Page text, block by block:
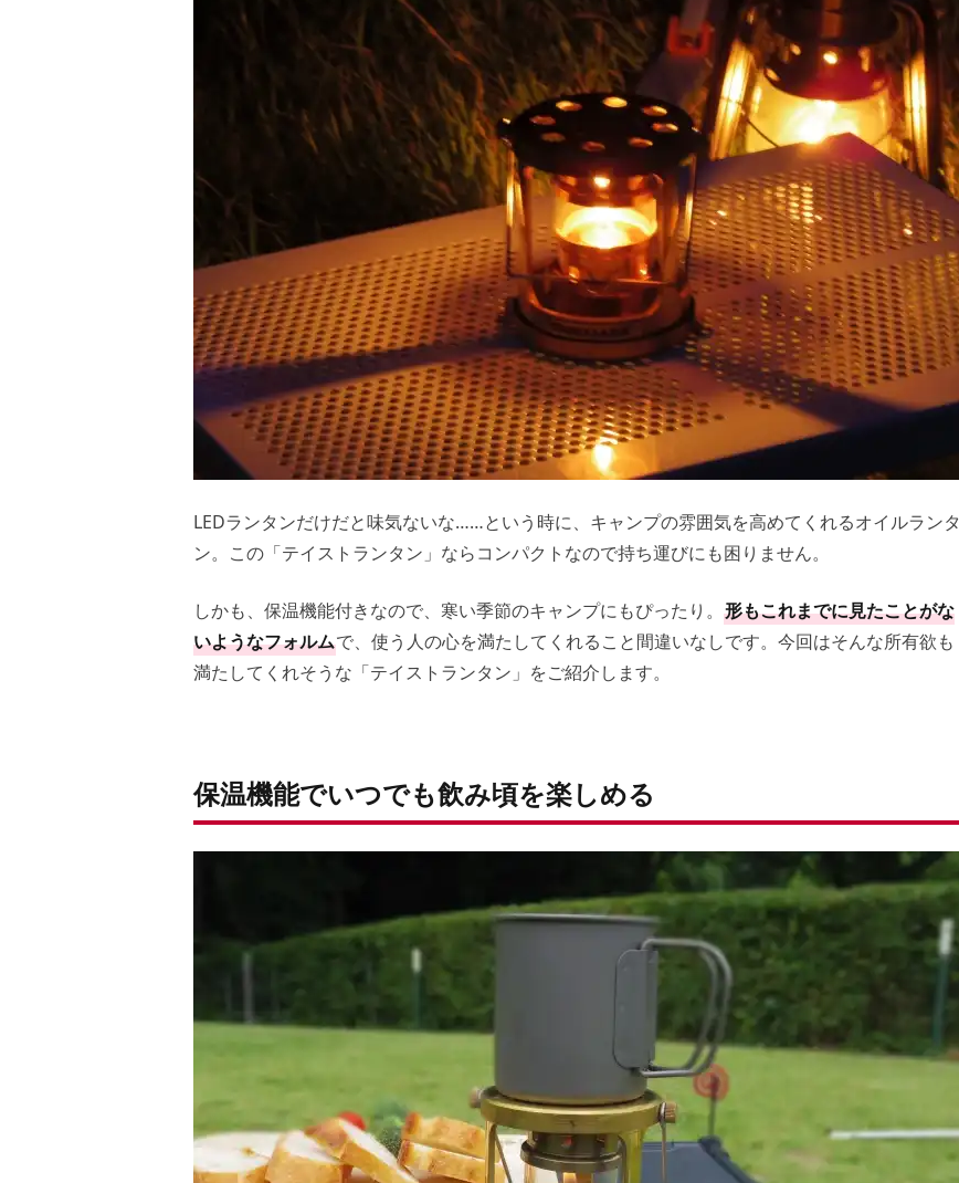
LEDランタンだけだと味気ないな……という時に、キャンプの雰囲気を高めてくれるオイルランタ
ン。この「テイストランタン」ならコンパクトなので持ち運びにも困りません。
しかも、保温機能付きなので、寒い季節のキャンプにもぴったり。 形もこれまでに見たことがな
いようなフォルムで、使う人の心を満たしてくれること間違いなしです。今回はそんな所有欲も
満たしてくれそうな「テイストランタン」をご紹介します。
保温機能でいつでも飲み頃を楽しめる